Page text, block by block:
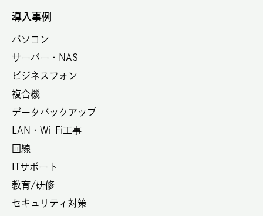
導入事例
パソコン
サーバー・NAS
ビジネスフォン
複合機
データバックアップ
LAN・Wi-Fi工事
回線
ITサポート
教育/研修
セキュリティ対策